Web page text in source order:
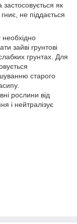
як
не піддається
зайві грунтові
грунтах. Для
старого
рослини від
і нейтралізує